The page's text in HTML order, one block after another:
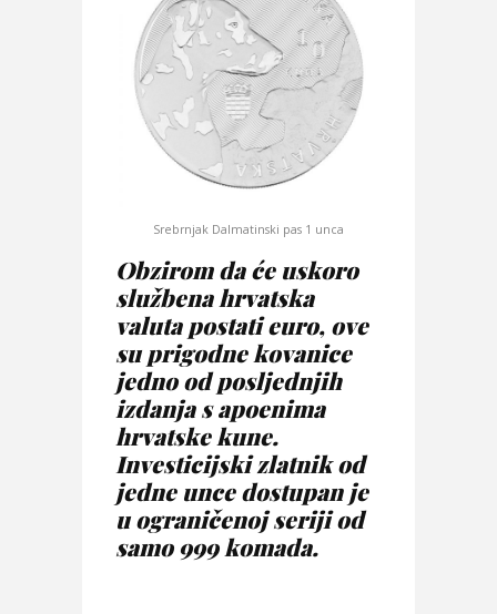
Srebrnjak Dalmatinski pas 1 unca
Obzirom da će uskoro
službena hrvatska
valuta postati euro, ove
su prigodne kovanice
jedno od posljednjih
izdanja s apoenima
hrvatske kune.
Investicijski zlatnik od
jedne unce dostupan je
u ograničenoj seriji od
samo 999 komada.